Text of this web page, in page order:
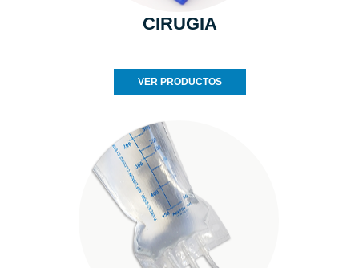
CIRUGIA
VER PRODUCTOS